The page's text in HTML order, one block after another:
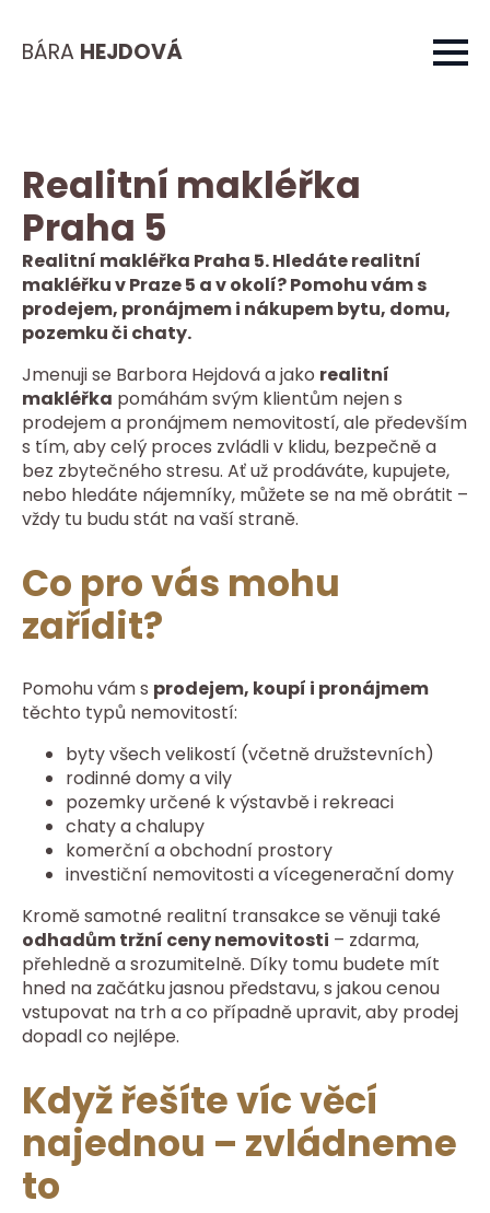
BÁRA HEJDOVÁ
Realitní makléřka
Praha 5
Realitní makléřka Praha 5. Hledáte realitní
makléřku v Praze 5 a v okolí? Pomohu vám s
prodejem, pronájmem i nákupem bytu, domu,
pozemku či chaty.
Jmenuji se Barbora Hejdová a jako realitní
makléřka pomáhám svým klientům nejen s
prodejem a pronájmem nemovitostí, ale především
s tím, aby celý proces zvládli v klidu, bezpečně a
bez zbytečného stresu. Ať už prodáváte, kupujete,
nebo hledáte nájemníky, můžete se na mě obrátit –
vždy tu budu stát na vaší straně.
Co pro vás mohu
zařídit?
Pomohu vám s prodejem, koupí i pronájmem
těchto typů nemovitostí:
byty všech velikostí (včetně družstevních)
rodinné domy a vily
pozemky určené k výstavbě i rekreaci
chaty a chalupy
komerční a obchodní prostory
investiční nemovitosti a vícegenerační domy
Kromě samotné realitní transakce se věnuji také
odhadům tržní ceny nemovitosti – zdarma,
přehledně a srozumitelně. Díky tomu budete mít
hned na začátku jasnou představu, s jakou cenou
vstupovat na trh a co případně upravit, aby prodej
dopadl co nejlépe.
Když řešíte víc věcí
najednou – zvládneme
to